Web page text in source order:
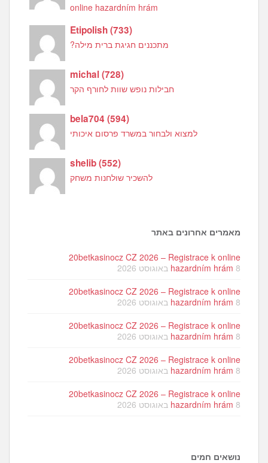
online hazardním hrám
Etipolish(733)
מתכננים חגיגת ברית מילה?
michal(728)
חבילות נופש שוות לחורף הקר
bela704(594)
למצוא ולבחור במשרד פרסום איכותי
shelib(552)
להשכיר שולחנות משחק
מאמרים אחרונים באתר
20betkasinocz CZ 2026 – Registrace k online
hazardním hrám 8 באוגוסט 2026
20betkasinocz CZ 2026 – Registrace k online
hazardním hrám 8 באוגוסט 2026
20betkasinocz CZ 2026 – Registrace k online
hazardním hrám 8 באוגוסט 2026
20betkasinocz CZ 2026 – Registrace k online
hazardním hrám 8 באוגוסט 2026
20betkasinocz CZ 2026 – Registrace k online
hazardním hrám 8 באוגוסט 2026
נושאים חמים